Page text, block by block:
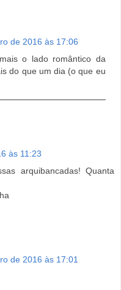
de 2016 às 17:06
o lado romântico da
do que um dia (o que eu
às 11:23
arquibancadas! Quanta
de 2016 às 17:01